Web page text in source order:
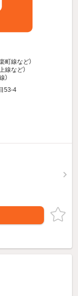
町線など）
線など）
）
53-4